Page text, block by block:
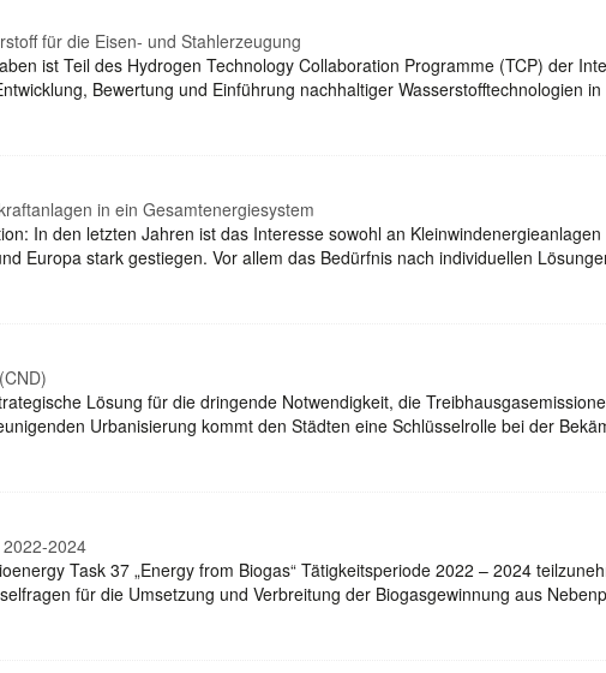
für die Eisen- und Stahlerzeugung
ist Teil des Hydrogen Technology Collaboration Programme (TCP) der
Bewertung und Einführung nachhaltiger Wasserstofftechnologien
in ein Gesamtenergiesystem
In den letzten Jahren ist das Interesse sowohl an
Europa stark gestiegen. Vor allem das Bedürfnis nach individuellen
Lösung für die dringende Notwendigkeit, die
Urbanisierung kommt den Städten eine Schlüsselrolle bei der
2024
Task 37 „Energy from Biogas“ Tätigkeitsperiode 2022 – 2024
für die Umsetzung und Verbreitung der Biogasgewinnung aus